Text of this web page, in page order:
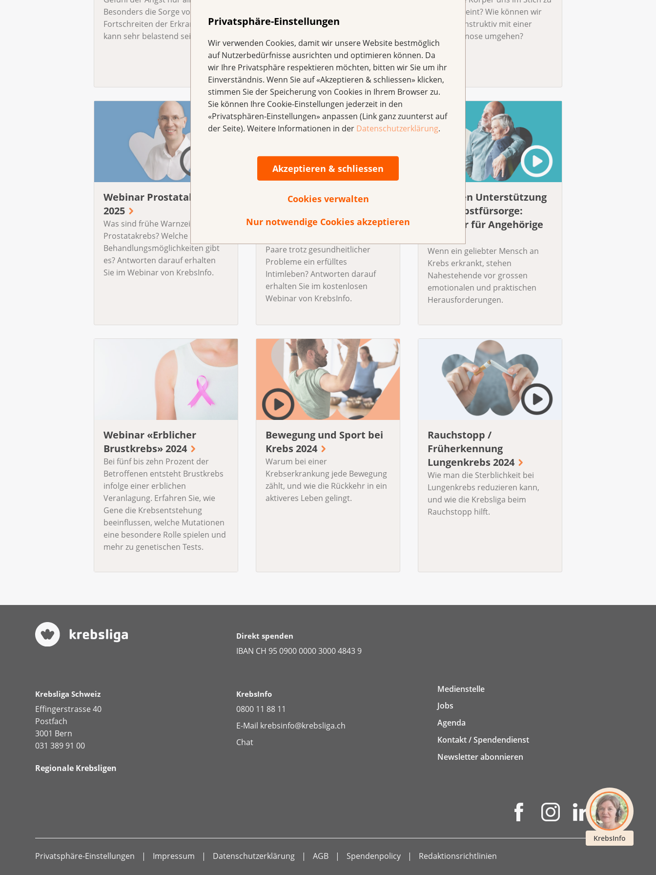
Privatsphäre-Einstellungen
Wir verwenden Cookies, damit wir unsere Website bestmöglich
auf Nutzerbedürfnisse ausrichten und optimieren können. Da
wir Ihre Privatsphäre respektieren möchten, bitten wir Sie um ihr
Einverständnis. Wenn Sie auf «Akzeptieren & schliessen» klicken,
stimmen Sie der Speicherung von Cookies in Ihrem Browser zu.
Sie können Ihre Cookie-Einstellungen jederzeit in den
«Privatsphären-Einstellungen» anpassen (Link ganz zuunterst auf
der Seite). Weitere Informationen in der Datenschutzerklärung.
Akzeptieren & schliessen
Cookies verwalten
Nur notwendige Cookies akzeptieren
Besonders die Sorge vor einem
Fortschreiten der Erkrankung
kann sehr belastend sein.
mehr junge Menschen von dieser
Diagnose betroffen und wie fühlt
es sich an, mit metastasiertem
Darmkrebs zu leben?
lassen scheint? Wie können wir
mental konstruktiv mit einer
Krebsdiagnose umgehen?
Webinar Prostatakrebs
2025
Was sind frühe Warnzeichen von
Prostatakrebs? Welche
Behandlungsmöglichkeiten gibt
es? Antworten darauf erhalten
Sie im Webinar von KrebsInfo.
Webinar zu Krebs und
erleben 2025
Paare trotz gesundheitlicher
Probleme ein erfülltes
Intimleben? Antworten darauf
erhalten Sie im kostenlosen
Webinar von KrebsInfo.
Zwischen Unterstützung
und Selbstfürsorge:
Webinar für Angehörige
Wenn ein geliebter Mensch an
Krebs erkrankt, stehen
Nahestehende vor grossen
emotionalen und praktischen
Herausforderungen.
Webinar «Erblicher
Brustkrebs» 2024
Bei fünf bis zehn Prozent der
Betroffenen entsteht Brustkrebs
infolge einer erblichen
Veranlagung. Erfahren Sie, wie
Gene die Krebsentstehung
beeinflussen, welche Mutationen
eine besondere Rolle spielen und
mehr zu genetischen Tests.
Bewegung und Sport bei
Krebs 2024
Warum bei einer
Krebserkrankung jede Bewegung
zählt, und wie die Rückkehr in ein
aktiveres Leben gelingt.
Rauchstopp /
Früherkennung
Lungenkrebs 2024
Wie man die Sterblichkeit bei
Lungenkrebs reduzieren kann,
und wie die Krebsliga beim
Rauchstopp hilft.
KrebsInfo
Direkt spenden
IBAN CH 95 0900 0000 3000 4843 9
Krebsliga Schweiz
Effingerstrasse 40
Postfach
3001 Bern
031 389 91 00
Regionale Krebsligen
KrebsInfo
0800 11 88 11
E-Mail krebsinfo@krebsliga.ch
Chat
Medienstelle
Jobs
Agenda
Kontakt / Spendendienst
Newsletter abonnieren
Privatsphäre-Einstellungen Impressum Datenschutzerklärung AGB Spendenpolicy Redaktionsrichtlinien